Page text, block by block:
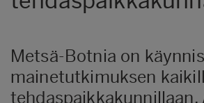
Metsä-Botnia on
mainetutkimuksen
tehdaspaikkakunnillaan.